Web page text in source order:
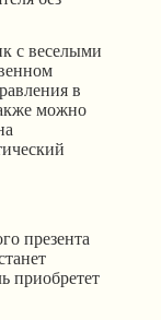
с веселыми
в
можно
презента
приобретет